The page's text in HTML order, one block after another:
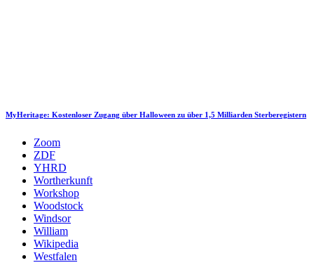
MyHeritage: Kostenloser Zugang über Halloween zu über 1,5 Milliarden Sterberegistern
Zoom
ZDF
YHRD
Wortherkunft
Workshop
Woodstock
Windsor
William
Wikipedia
Westfalen